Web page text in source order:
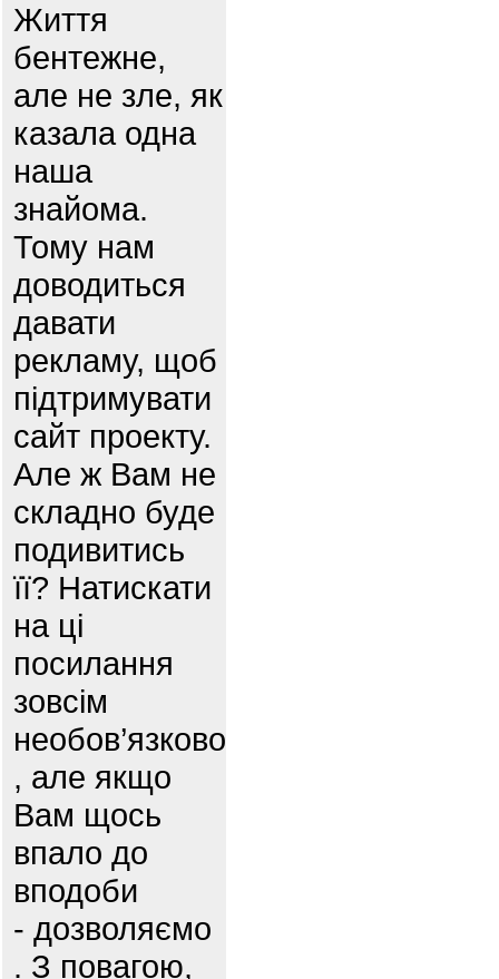
Життя
бентежне,
але не зле, як
казала одна
наша
знайома.
Тому нам
доводиться
давати
рекламу, щоб
підтримувати
сайт проекту.
Але ж Вам не
складно буде
подивитись
її? Натискати
на ці
посилання
зовсім
необов’язково
, але якщо
Вам щось
впало до
вподоби
- дозволяємо
. З повагою,